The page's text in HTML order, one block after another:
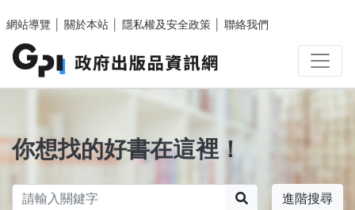
網站導覽
關於本站 隱私權及安全政策 聯絡我們
你想找的好書在這裡！
進階搜尋